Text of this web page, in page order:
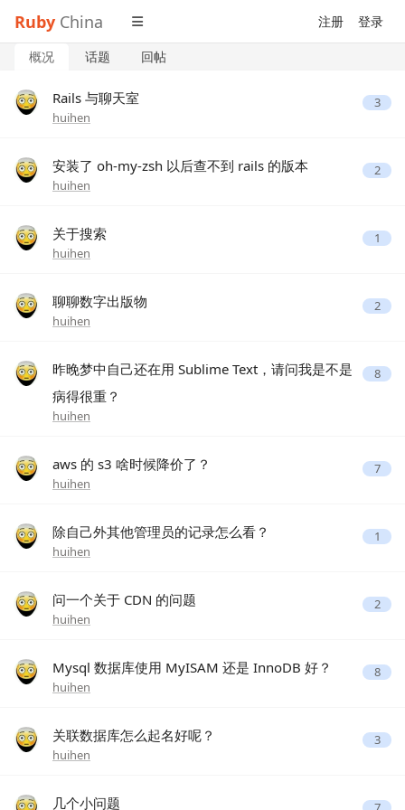
Ruby China 注册 登录
概况 话题 回帖
Rails 与聊天室
huihen
3
安装了 oh-my-zsh 以后查不到 rails 的版本
huihen
2
关于搜索
huihen
1
聊聊数字出版物
huihen
2
昨晚梦中自己还在用 Sublime Text，请问我是不是
病得很重？
huihen
8
aws 的 s3 啥时候降价了？
huihen
7
除自己外其他管理员的记录怎么看？
huihen
1
问一个关于 CDN 的问题
huihen
2
Mysql 数据库使用 MyISAM 还是 InnoDB 好？
huihen
8
关联数据库怎么起名好呢？
huihen
3
几个小问题